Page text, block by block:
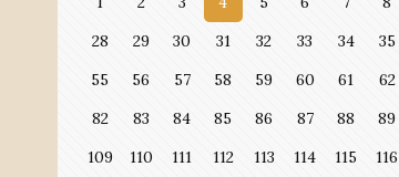
28
29 30 31 32 33 34 35
55
56 57 58 59 60 61 62
82
83 84 85 86 87 88 89
109
110 111 112 113 114 115 116